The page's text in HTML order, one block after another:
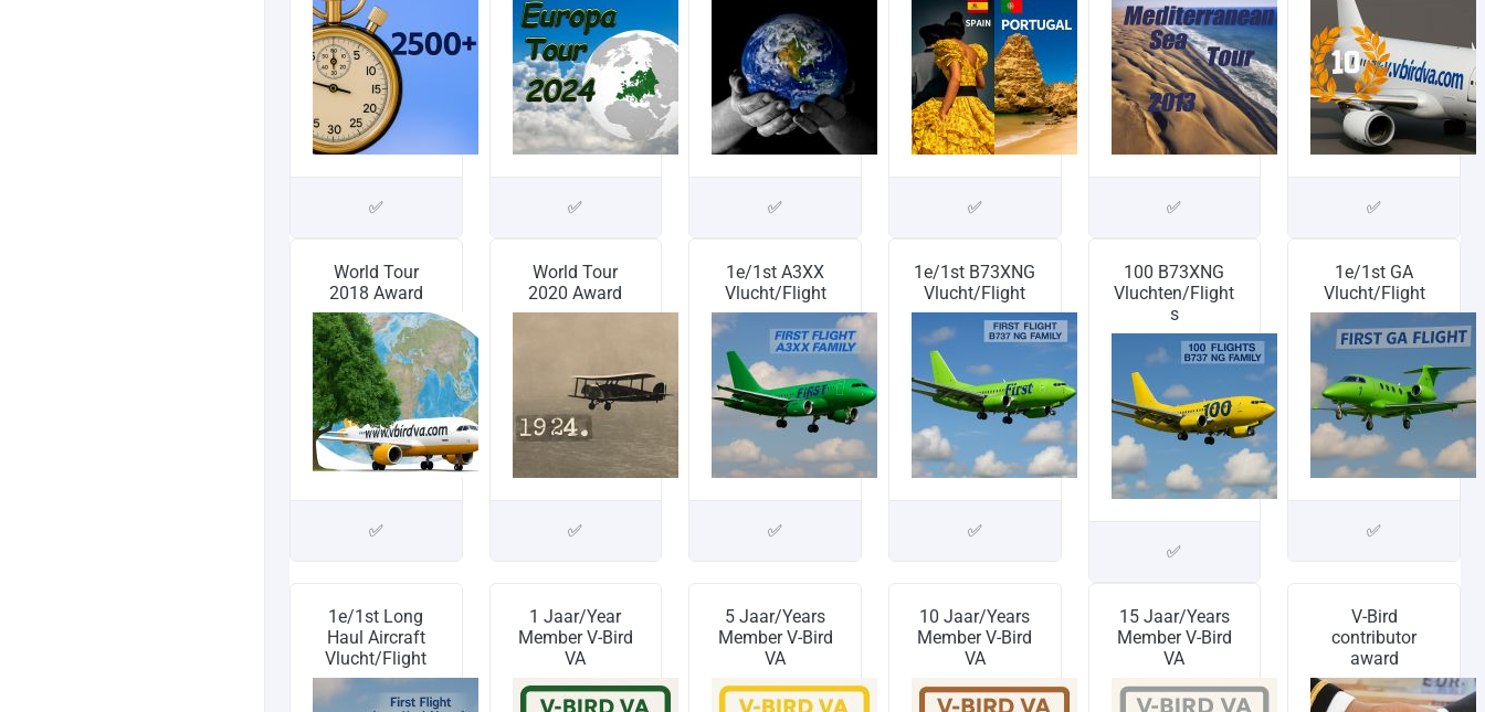
✅ ✅ ✅ ✅ ✅ ✅
World Tour
2018 Award
✅
World Tour
2020 Award
✅
1e/1st A3XX
Vlucht/Flight
✅
1e/1st B73XNG
Vlucht/Flight
✅
100 B73XNG
Vluchten/Flight
s
✅
1e/1st GA
Vlucht/Flight
✅
1e/1st Long
Haul Aircraft
Vlucht/Flight
1 Jaar/Year
Member V-Bird
VA
5 Jaar/Years
Member V-Bird
VA
10 Jaar/Years
Member V-Bird
VA
15 Jaar/Years
Member V-Bird
VA
V-Bird
contributor
award